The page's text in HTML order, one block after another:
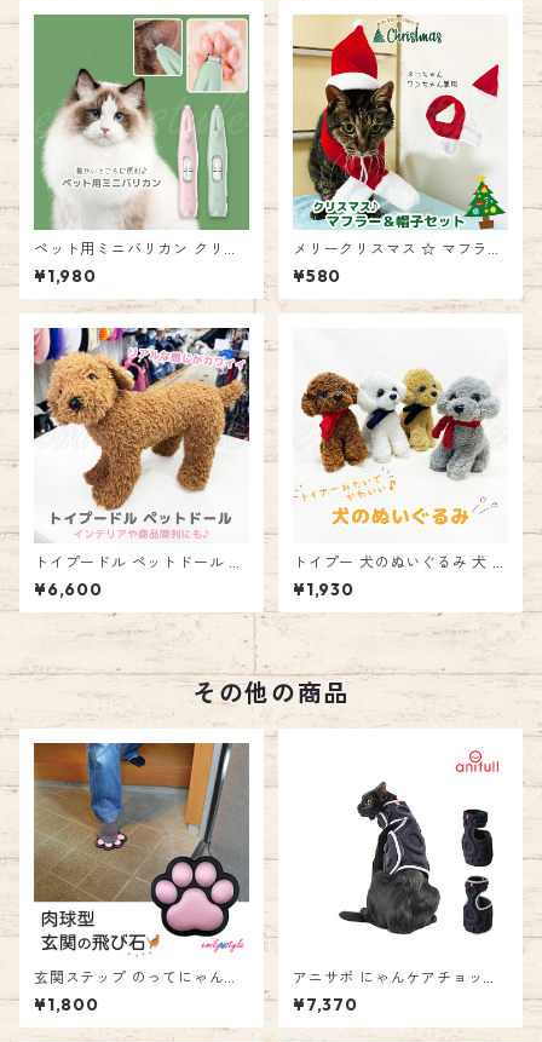
グッズ 前かけ よだれかけ 帽子
付き ゴム紐 エミリースタイル
emilystyle
ペット用ミニバリカン クリッ
パー グルーミング トリミング
ヘアクリッパー 低騒音 電動バ
リカン ミニサイズ 耳 目のまわ
犬用 猫用 バリカン クリッパー
エミリースタイル emilystyle
¥1,980
メリークリスマス ☆ マフラー
＆ 帽子 セット♪ サンタクロ
ース 猫用 犬用 犬猫兼用 服 男
の子 女の子 インスタ映え コス
¥580
トイプードル ペットドール ト
ルソードール モノトーン マネ
キン 犬 ドッグ モデル 撮影 ペ
ット用品撮影 インテリア ぬ
いぐるみ ディスプレイ 商品 人
形 リアル風 ワンダードッグ エ
ミリースタイル emilystyle 8
¥6,600
トイプー 犬のぬいぐるみ 犬 ト
イプードル いぬ ドッグ ぬいぐ
るみ ドール オブジェ 置物 イ
ンテリア かわいい 癒し 動物
お祝い 誕生日 プレゼント おも
ちゃ 子供 エミリースタイル e
milystyle
¥1,930
その他の商品
玄関ステップ のってにゃん！
靴を履かずにサッと対応！ 急
な来客時に 玄関 シューズイン
クローゼット ステップ スリッ
¥1,800
アニサポ にゃんケアチョッキ
ブラック グレー 猫 爪切り ネ
コ つめ
¥7,370